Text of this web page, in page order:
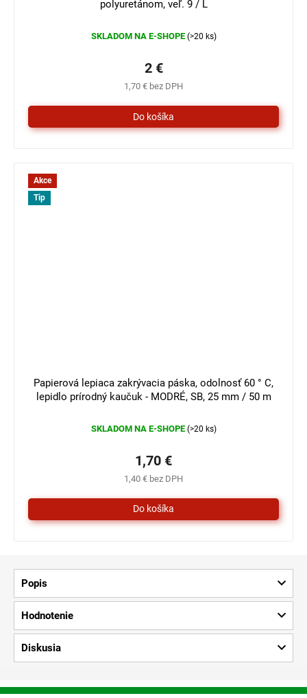
polyuretánom, veľ. 9 / L
SKLADOM NA E-SHOPE (>20 ks)
1,70 € bez DPH
2 €
Akce
Tip
Papierová lepiaca zakrývacia páska, odolnosť 60 ° C,
lepidlo prírodný kaučuk - MODRÉ, SB, 25 mm / 50 m
SKLADOM NA E-SHOPE (>20 ks)
1,40 € bez DPH
1,70 €
Popis
Hodnotenie
Diskusia
Z